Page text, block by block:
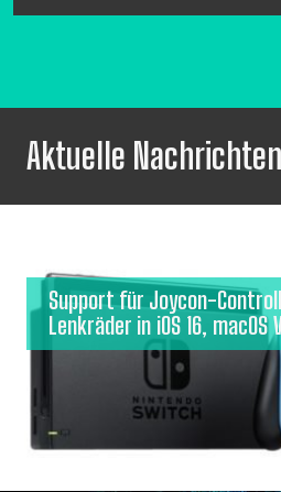
Aktuelle Nachrichten
Support für Joycon-
Lenkräder in iOS 16, macOS